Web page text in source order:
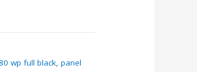
wp full black, panel